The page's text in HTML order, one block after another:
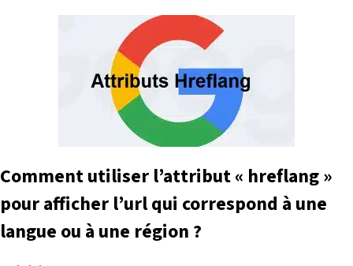
Comment utiliser l’attribut « hreflang »
pour afficher l’url qui correspond à une
langue ou à une région ?